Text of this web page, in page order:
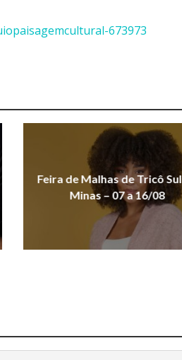
673973
Feira de Malhas de Tricô
Minas – 07 a 16/08